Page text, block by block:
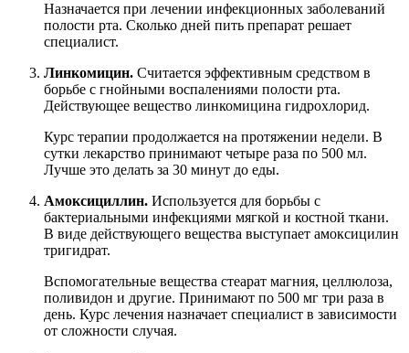
Назначается при лечении инфекционных заболеваний
полости рта. Сколько дней пить препарат решает
специалист.
Линкомицин. Считается эффективным средством в
борьбе с гнойными воспалениями полости рта.
Действующее вещество линкомицина гидрохлорид.
Курс терапии продолжается на протяжении недели. В
сутки лекарство принимают четыре раза по 500 мл.
Лучше это делать за 30 минут до еды.
Амоксициллин. Используется для борьбы с
бактериальными инфекциями мягкой и костной ткани.
В виде действующего вещества выступает амоксицилин
тригидрат.
Вспомогательные вещества стеарат магния, целлюлоза,
поливидон и другие. Принимают по 500 мг три раза в
день. Курс лечения назначает специалист в зависимости
от сложности случая.